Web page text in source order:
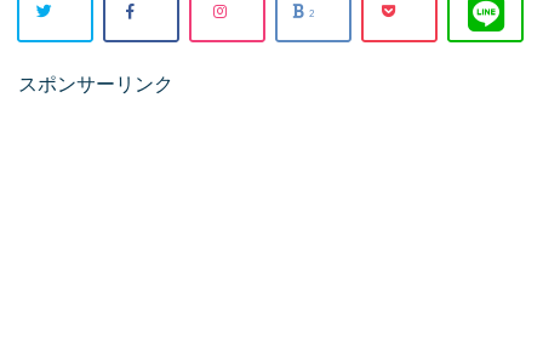
2
スポンサーリンク